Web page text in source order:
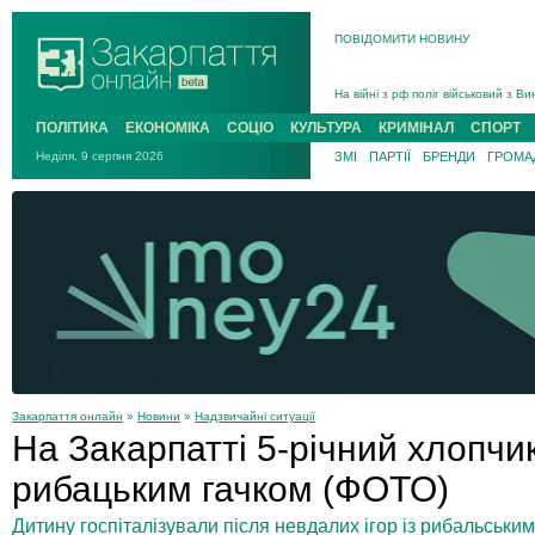
ПОВІДОМИТИ НОВИНУ
В Ужгороді 5 серпня
На війні з рф поліг військовий з
На війні загинув 26-річний
ПОЛІТИКА ЕКОНОМІКА СОЦІО КУЛЬТУРА КРИМІНАЛ СПОРТ
Неділя, 9 серпня 2026 ЗМІ ПАРТІЇ БРЕНДИ
Закарпаття онлайн » Новини » Надзвичайні ситуації
На Закарпатті 5-річний
рибацьким гачком (ФОТО)
Дитину госпіталізували після невдалих ігор із